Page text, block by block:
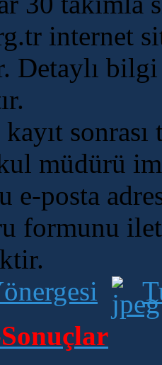
internet
Detaylı
müdürü
e-posta
formunu